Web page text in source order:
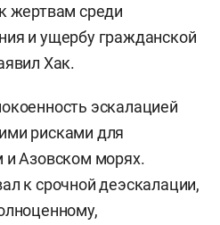
жертвам среди
и ущербу гражданской
Хак.
эскалацией
рисками для
и Азовском морях.
к срочной деэскалации,